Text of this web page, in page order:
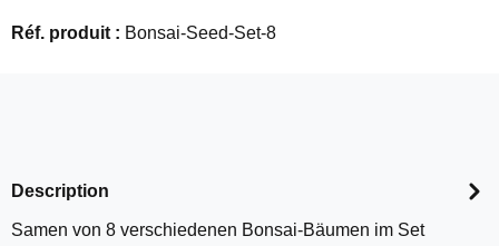
Réf. produit : Bonsai-Seed-Set-8
Description
Samen von 8 verschiedenen Bonsai-Bäumen im Set